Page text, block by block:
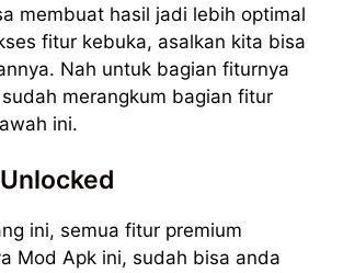
membuat hasil jadi lebih optimal
fitur kebuka, asalkan kita bisa
Nah untuk bagian fiturnya
merangkum bagian fitur
ini.
ini, semua fitur premium
Mod Apk ini, sudah bisa anda